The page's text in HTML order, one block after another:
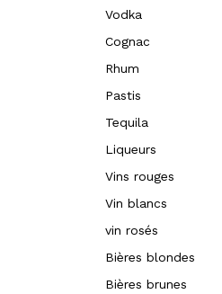
Vodka
Cognac
Rhum
Pastis
Tequila
Liqueurs
Vins rouges
Vin blancs
vin rosés
Bières blondes
Bières brunes